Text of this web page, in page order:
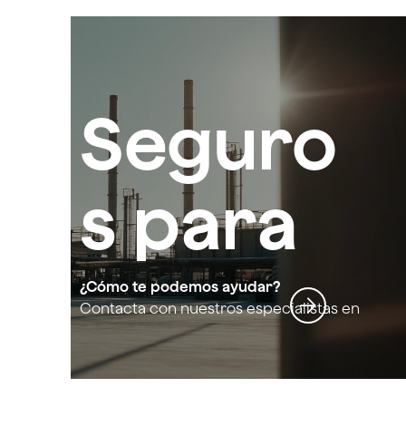
Seguro
s para
el
sector
¿Cómo te podemos ayudar?
Contacta con nuestros especialistas en
Seguros para el sector Industrial